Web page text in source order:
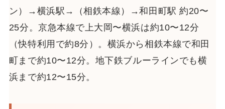
ン）→横浜駅→（相鉄本線）→和田町駅 約20〜
25分。京急本線で上大岡〜横浜は約10〜12分
（快特利用で約8分）。横浜から相鉄本線で和田
町まで約10〜12分。地下鉄ブルーラインでも横
浜まで約12〜15分。